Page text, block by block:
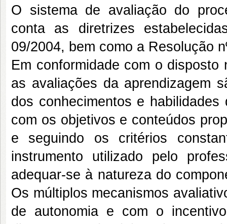
O sistema de avaliação do
conta as diretrizes
09/2004, bem como a Resolução
Em conformidade com o disposto
as avaliações da aprendizagem
dos conhecimentos e
com os objetivos e conteúdos
e seguindo os critérios
instrumento utilizado pelo
adequar-se à natureza do
Os múltiplos mecanismos
de autonomia e com o